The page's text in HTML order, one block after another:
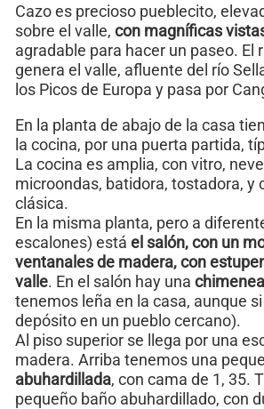
Cazo es precioso pueblecito,
sobre el valle, con magníficas
agradable para hacer un paseo. El
genera el valle, afluente del río
los Picos de Europa y pasa por
En la planta de abajo de la casa
la cocina, por una puerta partida,
La cocina es amplia, con vitro,
microondas, batidora, tostadora, y
clásica.
En la misma planta, pero a
escalones) está el salón, con un
ventanales de madera, con
valle. En el salón hay una chimenea
tenemos leña en la casa, aunque
depósito en un pueblo cercano).
Al piso superior se llega por una
madera. Arriba tenemos una
abuhardillada, con cama de 1, 35.
pequeño baño abuhardillado, con